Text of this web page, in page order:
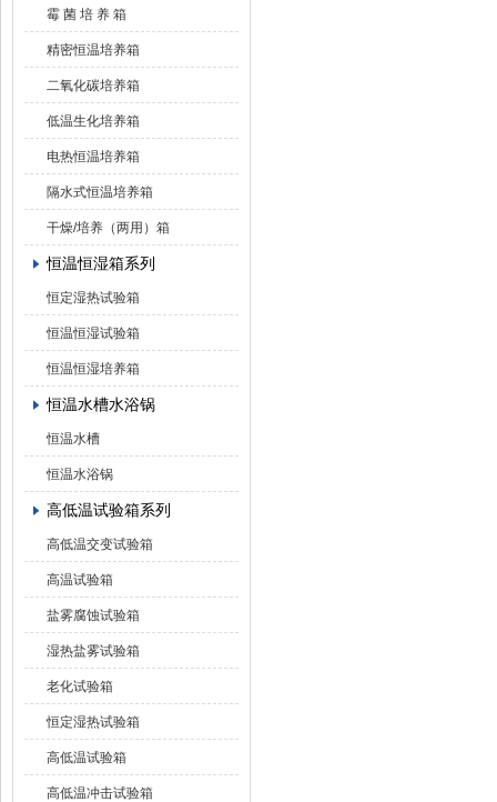
霉 菌 培 养 箱
精密恒温培养箱
二氧化碳培养箱
低温生化培养箱
电热恒温培养箱
隔水式恒温培养箱
干燥/培养（两用）箱
恒温恒湿箱系列
恒定湿热试验箱
恒温恒湿试验箱
恒温恒湿培养箱
恒温水槽水浴锅
恒温水槽
恒温水浴锅
高低温试验箱系列
高低温交变试验箱
高温试验箱
盐雾腐蚀试验箱
湿热盐雾试验箱
老化试验箱
恒定湿热试验箱
高低温试验箱
高低温冲击试验箱